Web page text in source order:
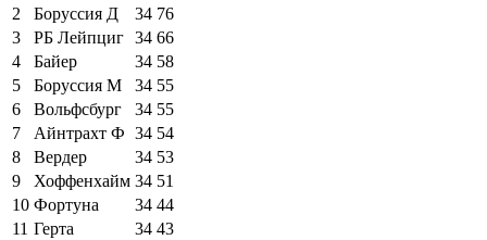
2
Боруссия Д 34 76
3
РБ Лейпциг 34 66
4
Байер 34 58
5
Боруссия М 34 55
6
Вольфсбург 34 55
7
Айнтрахт Ф 34 54
8
Вердер 34 53
9
Хоффенхайм 34 51
10 Фортуна 34 44
11 Герта 34 43